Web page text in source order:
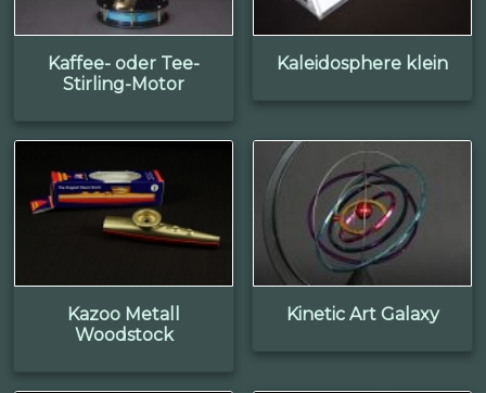
Kaffee- oder Tee-
Stirling-Motor
Kaleidosphere klein
Kazoo Metall
Woodstock
Kinetic Art Galaxy